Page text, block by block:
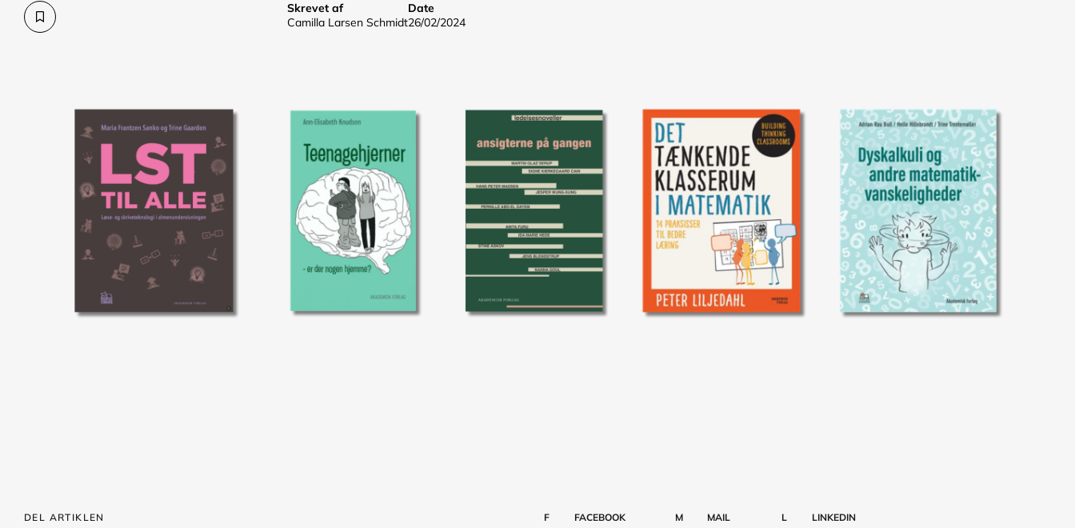
Skrevet af
Camilla Larsen Schmidt
Date
26/02/2024
DEL ARTIKLEN F FACEBOOK M MAIL L LINKEDIN